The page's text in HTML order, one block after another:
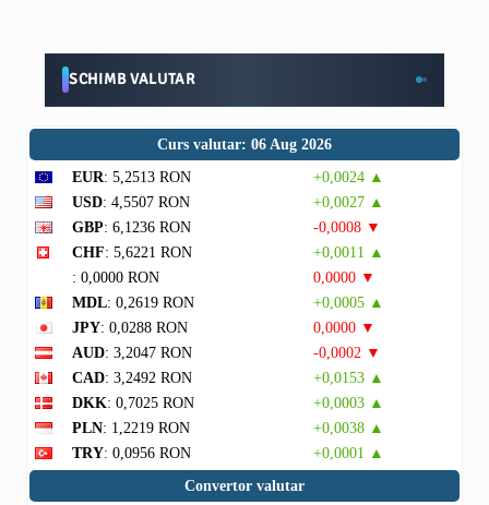
SCHIMB VALUTAR
Curs valutar: 06 Aug 2026
EUR: 5,2513 RON
+0,0024 ▲
USD: 4,5507 RON
+0,0027 ▲
GBP: 6,1236 RON
-0,0008 ▼
CHF: 5,6221 RON
+0,0011 ▲
: 0,0000 RON
0,0000 ▼
MDL: 0,2619 RON
+0,0005 ▲
JPY: 0,0288 RON
0,0000 ▼
AUD: 3,2047 RON
-0,0002 ▼
CAD: 3,2492 RON
+0,0153 ▲
DKK: 0,7025 RON
+0,0003 ▲
PLN: 1,2219 RON
+0,0038 ▲
TRY: 0,0956 RON
+0,0001 ▲
Convertor valutar